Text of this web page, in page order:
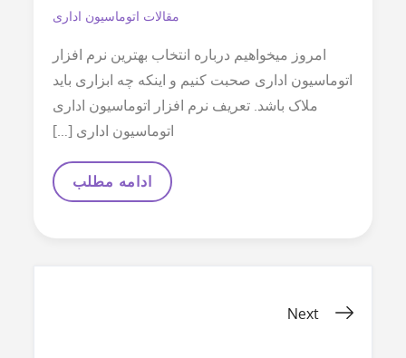
مقالات اتوماسیون اداری
امروز میخواهیم درباره انتخاب بهترین نرم افزار
اتوماسیون اداری صحبت کنیم و اینکه چه ابزاری باید
ملاک باشد. تعریف نرم افزار اتوماسیون اداری
اتوماسیون اداری […]
انتخاب
ادامه مطلب
راهبری
Next